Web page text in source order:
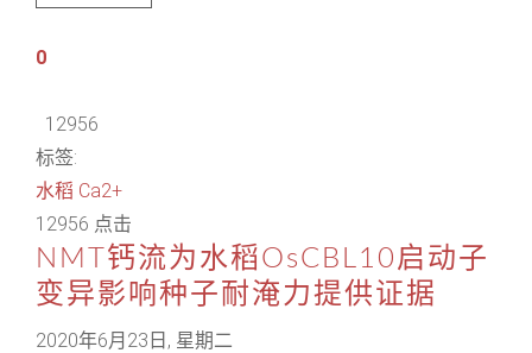
0
12956
标签:
水稻 Ca2+
12956 点击
NMT钙流为水稻OsCBL10启动子
变异影响种子耐淹力提供证据
2020年6月23日, 星期二